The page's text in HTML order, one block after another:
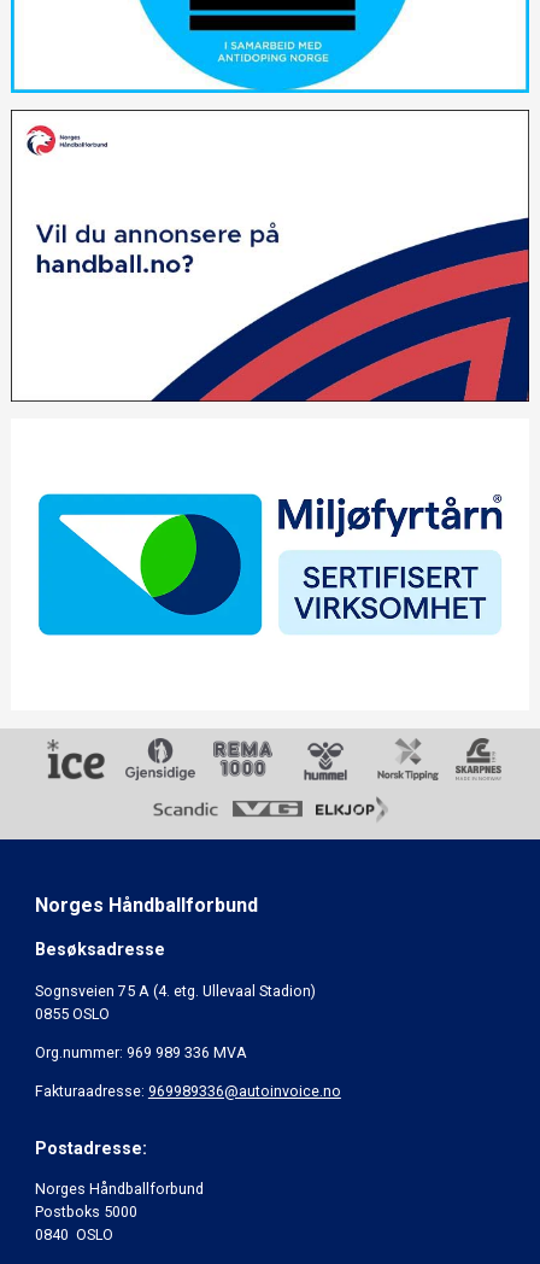
Norges Håndballforbund
Besøksadresse
Sognsveien 75 A (4. etg. Ullevaal Stadion)
0855 OSLO
Org.nummer: 969 989 336 MVA
Fakturaadresse: 969989336@autoinvoice.no
Postadresse:
Norges Håndballforbund
Postboks 5000
0840 OSLO